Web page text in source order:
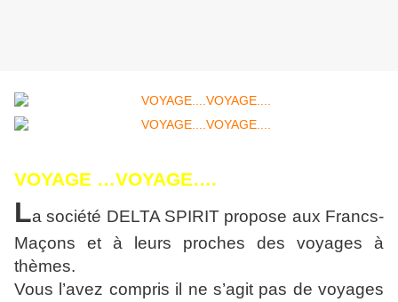
VOYAGE …VOYAGE….
La société DELTA SPIRIT propose aux Francs-
Maçons et à leurs proches des voyages à
thèmes.
Vous l’avez compris il ne s’agit pas de voyages